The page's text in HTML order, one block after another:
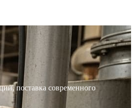
поставка современного